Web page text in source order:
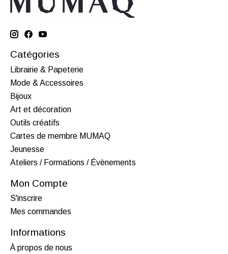
Catégories
Librairie & Papeterie
Mode & Accessoires
Bijoux
Art et décoration
Outils créatifs
Cartes de membre MUMAQ
Jeunesse
Ateliers / Formations / Évènements
Mon Compte
S'inscrire
Mes commandes
Informations
À propos de nous